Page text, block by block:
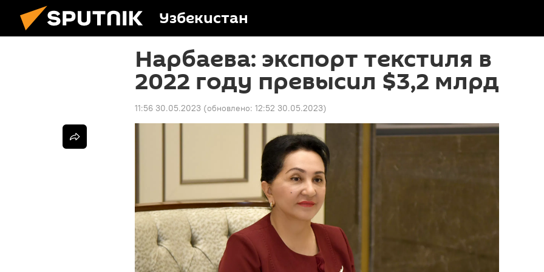
Узбекистан
Нарбаева: экспорт текстиля в
2022 году превысил $3,2 млрд
11:56 30.05.2023 (обновлено: 12:52 30.05.2023)